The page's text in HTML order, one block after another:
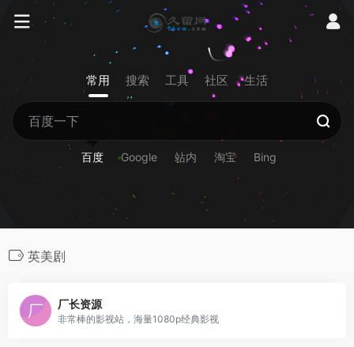
常用 搜索 工具 社区 生活
百度 Google 站内 淘宝 Bing
英美剧
厂长资源
非常棒的影视站，海量1080p经典影视